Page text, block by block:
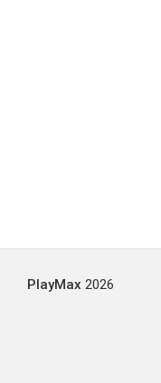
PlayMax 2026